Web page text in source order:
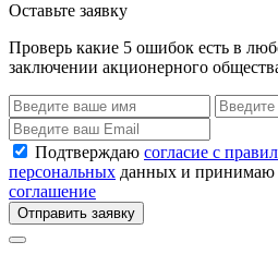
Оставьте заявку
Проверь какие 5 ошибок есть в
заключении акционерного
Подтверждаю согласие с
персональных данных и принимаю
соглашение
Отправить заявку